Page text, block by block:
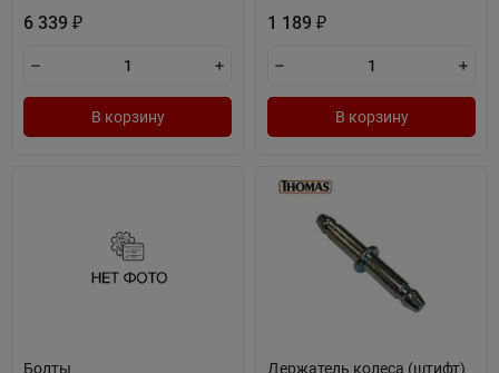
6 339 ₽
В корзину
1 189 ₽
В корзину
Болты Держатель колеса (штифт)